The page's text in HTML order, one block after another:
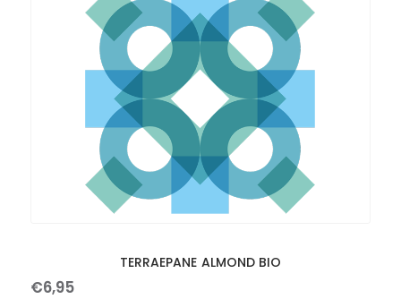
TERRAEPANE ALMOND BIO
€6,95